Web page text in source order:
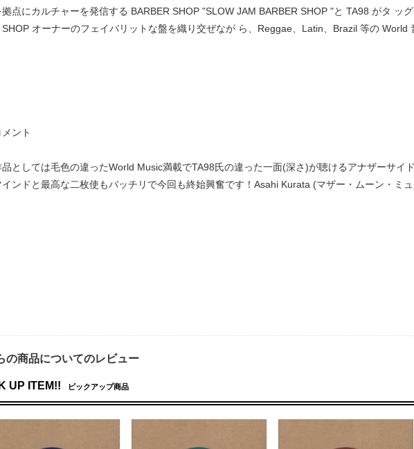
点にカルチャーを発信する BARBER SHOP "SLOW JAM BARBER SHOP "と TA98 がタ ッ
SHOP オーナーのフェイバリットな盤を織り交ぜなが ら、Reggae、Latin、Brazil 等の World
ント
としては毛色の違ったWorld Music満載でTA98氏の違った一面(深さ)が聴けるアナザーサイ
インドと最高な二枚使もバッチリで今回も終始興奮です！Asahi Kurata (マザー・ムーン・ミ
の商品についてのレビュー
UP ITEM!! ピックアップ商品